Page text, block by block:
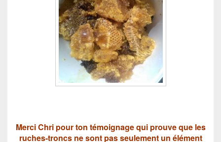
Merci Chri pour ton témoignage qui prouve que les
ruches-troncs ne sont pas seulement un élément